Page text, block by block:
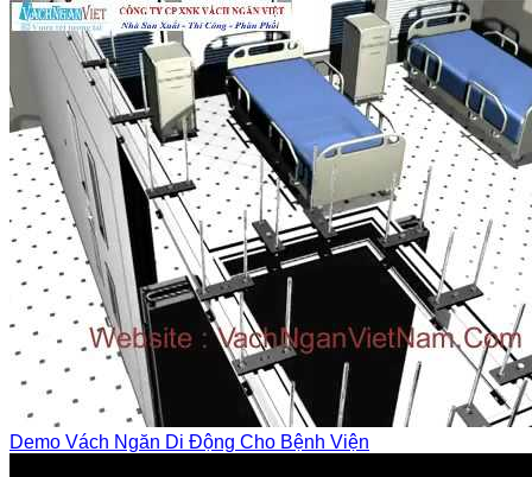
Demo Vách Ngăn Di Động Cho Bệnh Viện